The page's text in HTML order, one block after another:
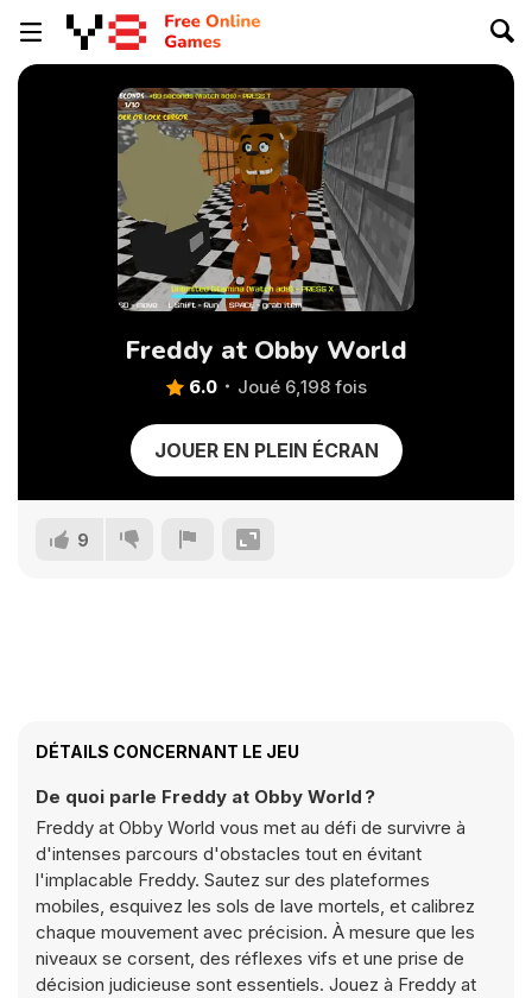
Freddy at Obby World
6.0 Joué 6,198 fois
JOUER EN PLEIN ÉCRAN
9
DÉTAILS CONCERNANT LE JEU
De quoi parle Freddy at Obby World ?
Freddy at Obby World vous met au défi de survivre à
d'intenses parcours d'obstacles tout en évitant
l'implacable Freddy. Sautez sur des plateformes
mobiles, esquivez les sols de lave mortels, et calibrez
chaque mouvement avec précision. À mesure que les
niveaux se corsent, des réflexes vifs et une prise de
décision judicieuse sont essentiels. Jouez à Freddy at